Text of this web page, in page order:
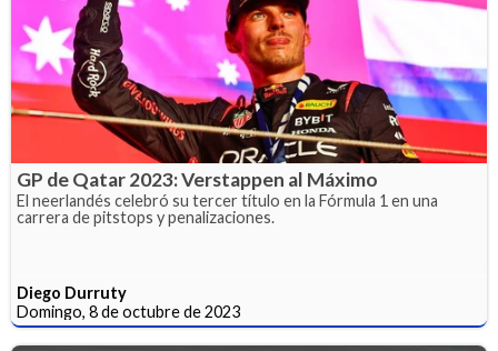
GP de Qatar 2023: Verstappen al Máximo
El neerlandés celebró su tercer título en la Fórmula 1 en una
carrera de pitstops y penalizaciones.
Diego Durruty
Domingo, 8 de octubre de 2023